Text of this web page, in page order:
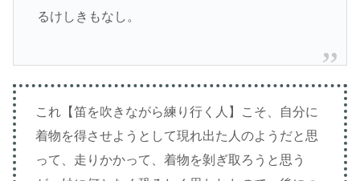
るけしきもなし。
これ【笛を吹きながら練り行く人】こそ、自分に
着物を得させようとして現れ出た人のようだと思
って、走りかかって、着物を剝ぎ取ろうと思う